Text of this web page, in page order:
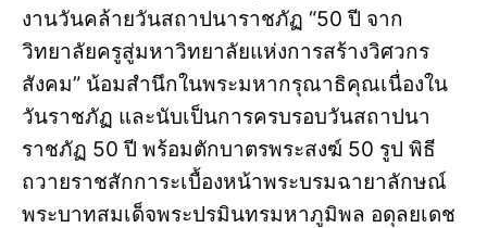
งานวันคล้ายวันสถาปนาราชภัฏ “50 ปี จาก
วิทยาลัยครูสู่มหาวิทยาลัยแห่งการสร้างวิศวกร
สังคม” น้อมสำนึกในพระมหากรุณาธิคุณเนื่องใน
วันราชภัฏ และนับเป็นการครบรอบวันสถาปนา
ราชภัฏ 50 ปี พร้อมตักบาตรพระสงฆ์ 50 รูป พิธี
ถวายราชสักการะเบื้องหน้าพระบรมฉายาลักษณ์
พระบาทสมเด็จพระปรมินทรมหาภูมิพล อดุลยเดช